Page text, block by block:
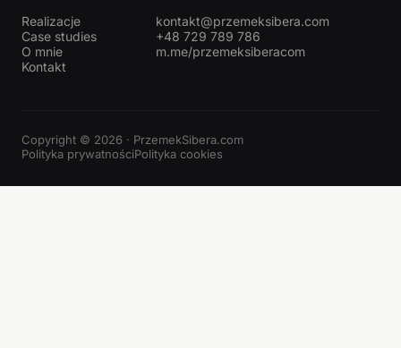
Realizacje
Case studies
O mnie
Kontakt
kontakt@przemeksibera.com
+48 729 789 786
m.me/przemeksiberacom
Copyright © 2026 · PrzemekSibera.com
Polityka prywatnościPolityka cookies